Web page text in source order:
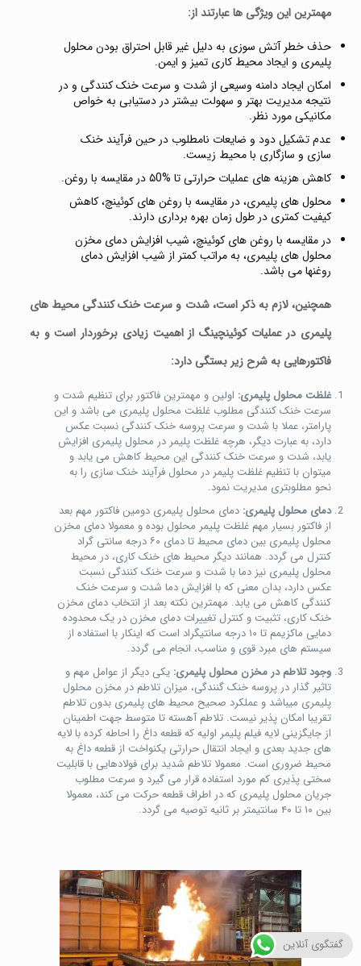
مهمترین این ویژگی ها عبارتند از:
حذف خطر آتش سوزی به دلیل غیر قابل احتراق بودن محلول
پلیمری و ایجاد محیط کاری تمیز و ایمن.
امکان ایجاد دامنه وسیعی از شدت و سرعت خنک کنندگی و در
نتیجه مدیریت بهتر و سهولت بیشتر در دستیابی به خواص
مکانیکی مورد نظر.
عدم تشکیل دود و ضایعات نامطلوب در حین فرآیند خنک
سازی و سازگاری با محیط زیست.
کاهش هزینه های عملیات حرارتی تا %۵0 در مقایسه با روغن.
محلول های پلیمری، در مقایسه با روغن های کوئینچ، کاهش
کیفیت کمتری در طول زمان بهره برداری دارند.
در مقایسه با روغن های کوئینچ، شیب افزایش دمای مخزن
محلول های پلیمری، به مراتب کمتر از شیب افزایش دمای
روغنها می باشد.
همچنین، لازم به ذکر است، شدت و سرعت خنک کنندگی محیط های
پلیمری در عملیات کوئینچینگ از اهمیت زیادی برخوردار است و به
فاکتورهایی به شرح زیر بستگی دارد:
غلظت محلول پلیمری: اولین و مهمترین فاکتور برای تنظیم شدت و
سرعت خنک کنندگی مطلوب غلظت محلول پلیمری می باشد و این
پارامتر، عملا با شدت و سرعت پروسه خنک کنندگی نسبت عکس
دارد، به عبارت دیگر، هرچه غلظت پلیمر در محلول پلیمری افزایش
یابد، شدت و سرعت خنک کنندگی این محیط کاهش می یابد و
میتوان با تنظیم غلظت پلیمر در محلول فرآیند خنک سازی را به
نحو مطلوبتری مدیریت نمود.
دمای محلول پلیمری: دمای محلول پلیمری دومین فاکتور مهم بعد
از فاکتور بسیار مهم غلظت پلیمر محلول بوده و معمولا دمای مخزن
محلول پلیمری بین دمای محیط تا دمای ۶۰ درجه سانتی گراد
کنترل می گردد. همانند دیگر محیط های خنک کاری، در محیط
محلول پلیمری نیز دما با شدت و سرعت خنک کنندگی نسبت
عکس دارد، بدان معنی که با افزایش دما شدت و سرعت خنک
کنندگی کاهش می یابد. مهمترین نکته بعد از انتخاب دمای مخزن
خنک کاری، تثبیت و کنترل تغییرات دمای مخزن در یک محدوده
دمایی ماکزیمم تا ۱۰ درجه سانتیگراد است که اینکار با استفاده از
سیستم های مبرد قوی و مناسب، انجام می گردد.
وجود تلاطم در مخزن محلول پلیمری: یکی دیگر از عوامل مهم و
تاثیر گذار در پروسه خنک گنندگی، میزان تلاطم در مخزن محلول
پلیمری میباشد و عملکرد صحیح محیط های پلیمری بدون تلاطم
تقریبا امکان پذیر نیست. تلاطم آهسته تا متوسط جهت اطمینان
از جایگزینی لایه فیلم پلیمر اولیه که قطعه داغ را احاطه کرده با لایه
های جدید بعدی و ایجاد انتقال حرارتی یکنواخت از قطعه داغ به
محیط ضروری است. معمولا تلاطم شدید برای فولادهایی با قابلیت
سختی پذیری کم مورد استفاده قرار می گیرد و سرعت مطلوب
جریان محلول پلیمری که در اطراف قطعه حرکت می کند، معمولا
بین ۱۰ تا ۴۰ سانتیمتر بر ثانیه توصیه می گردد.
گفتگوی آنلاین